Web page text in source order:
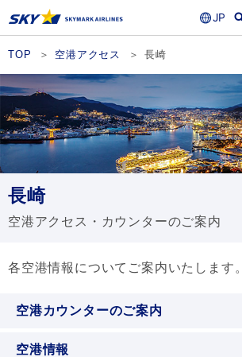
空席照会・ご予約
TOP 空港アクセス 長崎
長崎
空港アクセス・カウンターのご案内
各空港情報についてご案内いたします。
空港カウンターのご案内
空港情報